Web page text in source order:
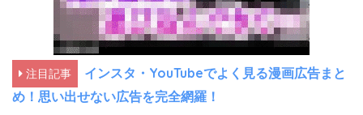
注目記事
インスタ・YouTubeでよく見る漫画広告まと
め！思い出せない広告を完全網羅！